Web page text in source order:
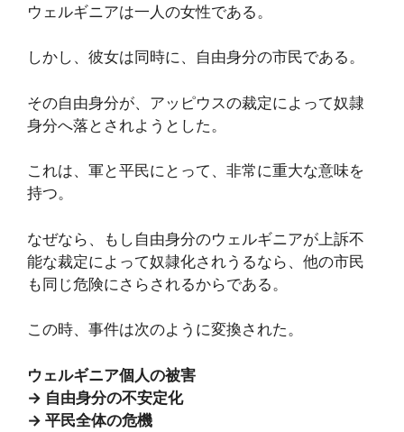
ウェルギニアは一人の女性である。
しかし、彼女は同時に、自由身分の市民である。
その自由身分が、アッピウスの裁定によって奴隷
身分へ落とされようとした。
これは、軍と平民にとって、非常に重大な意味を
持つ。
なぜなら、もし自由身分のウェルギニアが上訴不
能な裁定によって奴隷化されうるなら、他の市民
も同じ危険にさらされるからである。
この時、事件は次のように変換された。
ウェルギニア個人の被害
→ 自由身分の不安定化
→ 平民全体の危機